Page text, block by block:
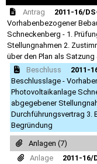
Antrag
2011-16/
Vorhabenbezogener
Schneckenberg - 1.
Stellungnahmen 2.
über den Plan als
Beschluss
2011-
Beschlusslage -
Photovoltaikanlage
abgegebener
Durchführungsvertrag 3.
Begründung
Anlagen (7)
Anlage
2011-16/